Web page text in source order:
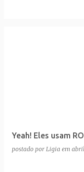
Yeah! Eles usam
postado por Ligia em